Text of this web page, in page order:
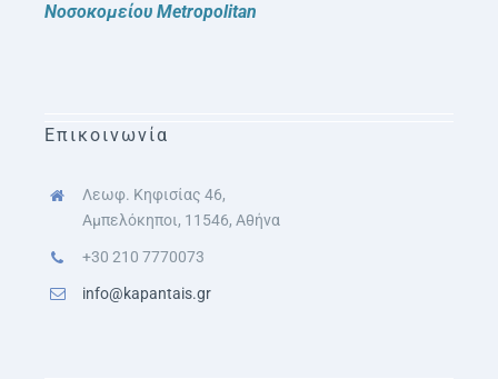
Νοσοκομείου Metropolitan
Επικοινωνία
Λεωφ. Κηφισίας 46,
Αμπελόκηποι, 11546, Αθήνα
+30 210 7770073
info@kapantais.gr